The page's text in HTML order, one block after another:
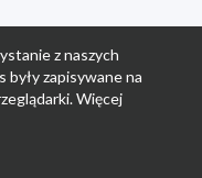
z naszych
były zapisywane na
Więcej